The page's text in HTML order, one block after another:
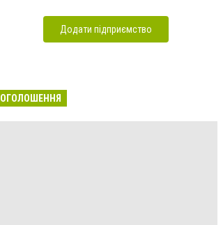
Додати підприємство
ОГОЛОШЕННЯ